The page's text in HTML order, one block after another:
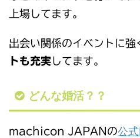
上場してます。
出会い関係のイベントに強
トも充実してます。
どんな婚活？？
machicon JAPANの公